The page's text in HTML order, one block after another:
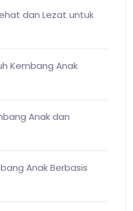
dan Lezat untuk
Kembang Anak
Anak dan
Anak Berbasis